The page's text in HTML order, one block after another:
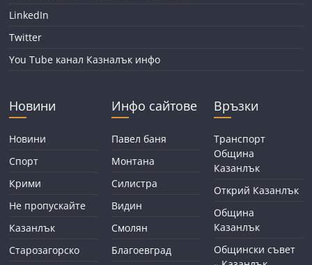
LinkedIn
Twitter
You Tube канал Казналък инфо
Новини
Новини
Спорт
Крими
Не пропускайте
Казанлък
Старозагорско
Инфо сайтове
Павел баня
Монтана
Силистра
Видин
Смолян
Благоевград
Връзки
Транспорт
Община
Казанлък
Открий Казанлък
Община
Казанлък
Общински съвет